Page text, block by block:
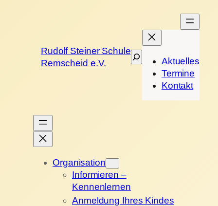
Rudolf Steiner Schule
Remscheid e.V.
Suchen
Aktuelles
Termine
Kontakt
Organisation
Informieren –
Kennenlernen
Anmeldung Ihres Kindes